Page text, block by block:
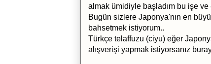
almak ümidiyle başladım bu işe
Bugün sizlere Japonya'nın en
bahsetmek istiyorum..
Türkçe telaffuzu (ciyu) eğer
alışverişi yapmak istiyorsanız